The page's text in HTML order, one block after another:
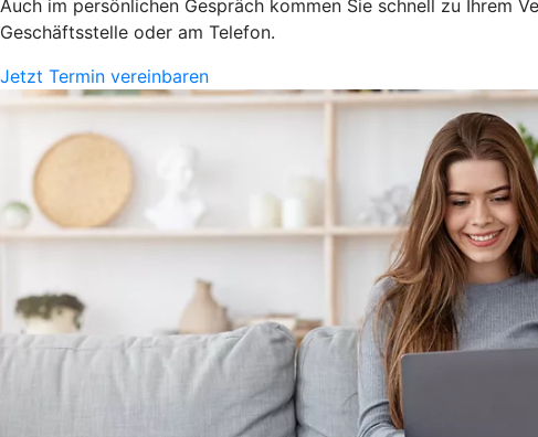
Auch im persönlichen Gespräch kommen Sie schnell zu Ihrem
Geschäftsstelle oder am Telefon.
Jetzt Termin vereinbaren